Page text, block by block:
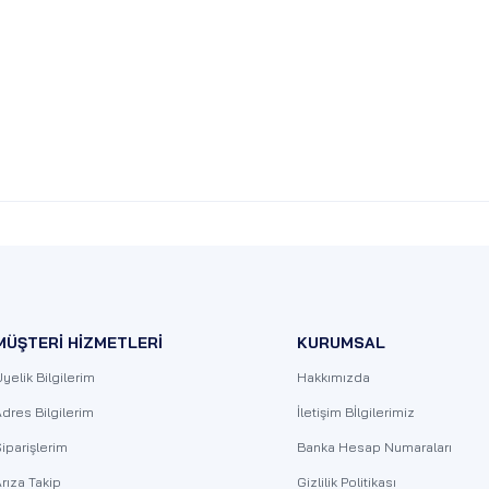
HİZMETLERİ
Bilgilerim
Bilgilerim
Takip
KURUMSAL
Hakkımızda
İletişim Bİlgilerimiz
Banka Hesap Numaraları
Gizlilik Politikası